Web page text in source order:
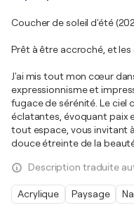
Coucher de soleil d'été
Prêt à être accroché, et
J'ai mis tout mon cœur
expressionnisme et
fugace de sérénité. Le ciel
éclatantes, évoquant paix
tout espace, vous invitant
douce étreinte de la
Description traduite
Acrylique Paysage